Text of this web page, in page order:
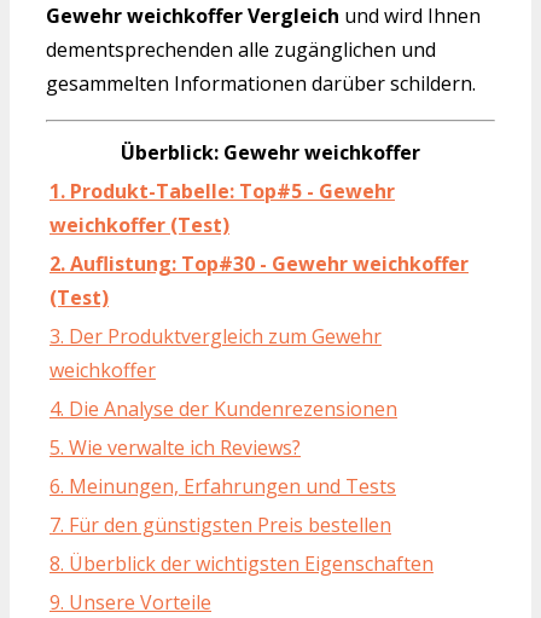
Gewehr weichkoffer Vergleich und wird Ihnen
dementsprechenden alle zugänglichen und
gesammelten Informationen darüber schildern.
Überblick: Gewehr weichkoffer
1. Produkt-Tabelle: Top#5 - Gewehr
weichkoffer (Test)
2. Auflistung: Top#30 - Gewehr weichkoffer
(Test)
3. Der Produktvergleich zum Gewehr
weichkoffer
4. Die Analyse der Kundenrezensionen
5. Wie verwalte ich Reviews?
6. Meinungen, Erfahrungen und Tests
7. Für den günstigsten Preis bestellen
8. Überblick der wichtigsten Eigenschaften
9. Unsere Vorteile